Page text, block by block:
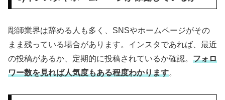
彫師業界は辞める人も多く、SNSやホームページがその
まま残っている場合があります。インスタであれば、最近
の投稿があるか、定期的に投稿されているか確認。 フォロ
ワー数を見れば人気度もある程度わかります。